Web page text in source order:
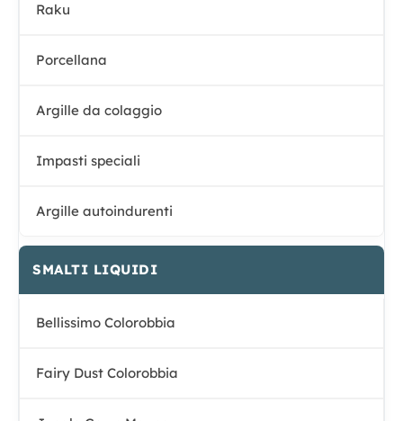
Raku
Porcellana
Argille da colaggio
Impasti speciali
Argille autoindurenti
SMALTI LIQUIDI
Bellissimo Colorobbia
Fairy Dust Colorobbia